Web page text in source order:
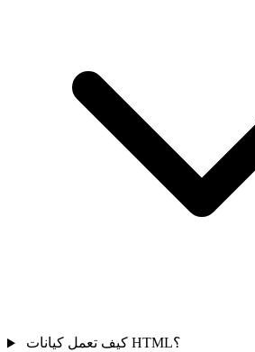
كيف تعمل كيانات HTML؟